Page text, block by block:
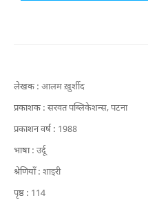
लेखक : आलम ख़ुर्शीद
प्रकाशक : सरवत पब्लिकेशन्स, पटना
प्रकाशन वर्ष : 1988
भाषा : उर्दू
श्रेणियाँ : शाइरी
पृष्ठ : 114